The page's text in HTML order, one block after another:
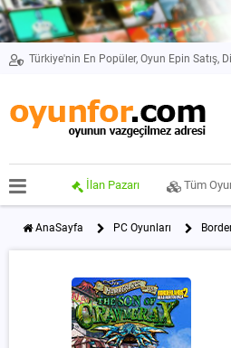
Türkiye'nin En Popüler, Oyun Epin Satış,
İlan Pazarı Tüm
AnaSayfa PC Oyunları